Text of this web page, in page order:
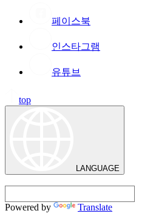
페이스북
인스타그램
유튜브
top
LANGUAGE
Powered by Translate